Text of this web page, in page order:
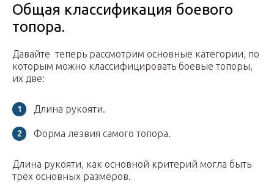
Общая классификация боевого
топора.
Давайте теперь рассмотрим основные категории, по
которым можно классифицировать боевые топоры,
их две:
Длина рукояти.
Форма лезвия самого топора.
Длина рукояти, как основной критерий могла быть
трех основных размеров.